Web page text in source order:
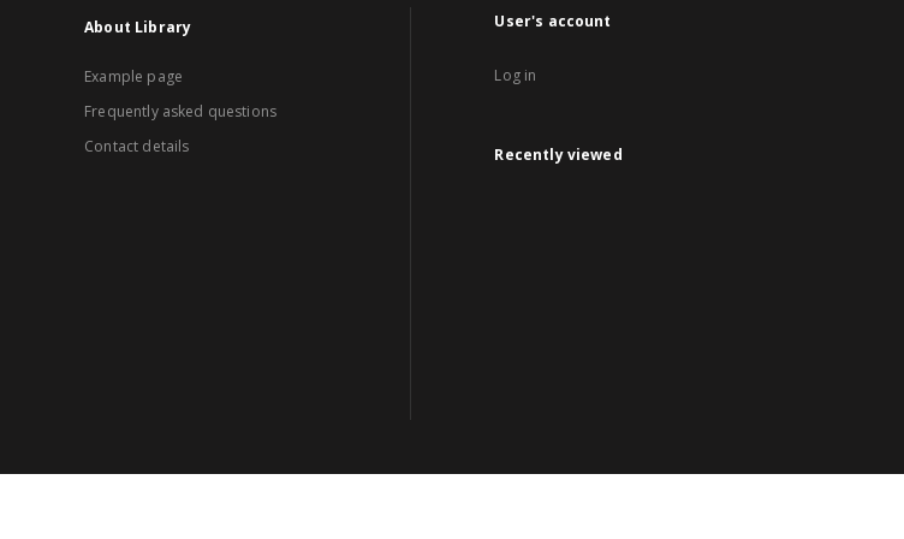
About Library
Example page
Frequently asked questions
Contact details
User's account
Log in
Recently viewed